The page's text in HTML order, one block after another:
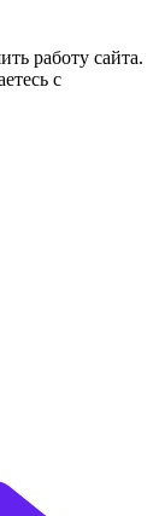
работу сайта.
с